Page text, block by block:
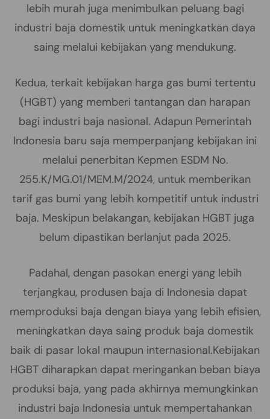
lebih murah juga menimbulkan peluang bagi
industri baja domestik untuk meningkatkan daya
saing melalui kebijakan yang mendukung.
Kedua, terkait kebijakan harga gas bumi tertentu
(HGBT) yang memberi tantangan dan harapan
bagi industri baja nasional. Adapun Pemerintah
Indonesia baru saja memperpanjang kebijakan ini
melalui penerbitan Kepmen ESDM No.
255.K/MG.01/MEM.M/2024, untuk memberikan
tarif gas bumi yang lebih kompetitif untuk industri
baja. Meskipun belakangan, kebijakan HGBT juga
belum dipastikan berlanjut pada 2025.
Padahal, dengan pasokan energi yang lebih
terjangkau, produsen baja di Indonesia dapat
memproduksi baja dengan biaya yang lebih efisien,
meningkatkan daya saing produk baja domestik
baik di pasar lokal maupun internasional.Kebijakan
HGBT diharapkan dapat meringankan beban biaya
produksi baja, yang pada akhirnya memungkinkan
industri baja Indonesia untuk mempertahankan